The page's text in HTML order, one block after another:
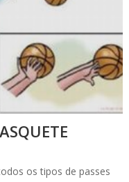
os tipos de passes